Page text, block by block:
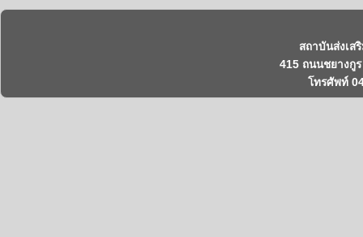
สถาบันส่งเส
415 ถนนชยางกู
โทรศัพท์